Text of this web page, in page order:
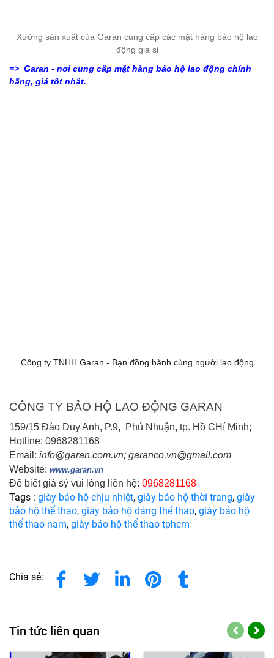
Xưởng sản xuất của Garan cung cấp các mặt hàng bảo hộ lao
động giá sỉ
=> Garan - nơi cung cấp mặt hàng bảo hộ lao động chính
hãng, giá tốt nhất.
Công ty TNHH Garan - Bạn đồng hành cùng người lao động
CÔNG TY BẢO HỘ LAO ĐỘNG GARAN
159/15 Đào Duy Anh, P.9, Phú Nhuận, tp. Hồ CHí Minh;
Hotline: 0968281168
Email: info@garan.com.vn; garanco.vn@gmail.com
Website: www.garan.vn
Để biết giá sỷ vui lòng liên hệ: 0968281168
Tags : giày bảo hộ chịu nhiệt, giày bảo hộ thời trang, giày
bảo hộ thể thao, giày bảo hộ dáng thể thao, giày bảo hộ
thể thao nam, giày bảo hộ thể thao tphcm
Chia sẻ:
Tin tức liên quan